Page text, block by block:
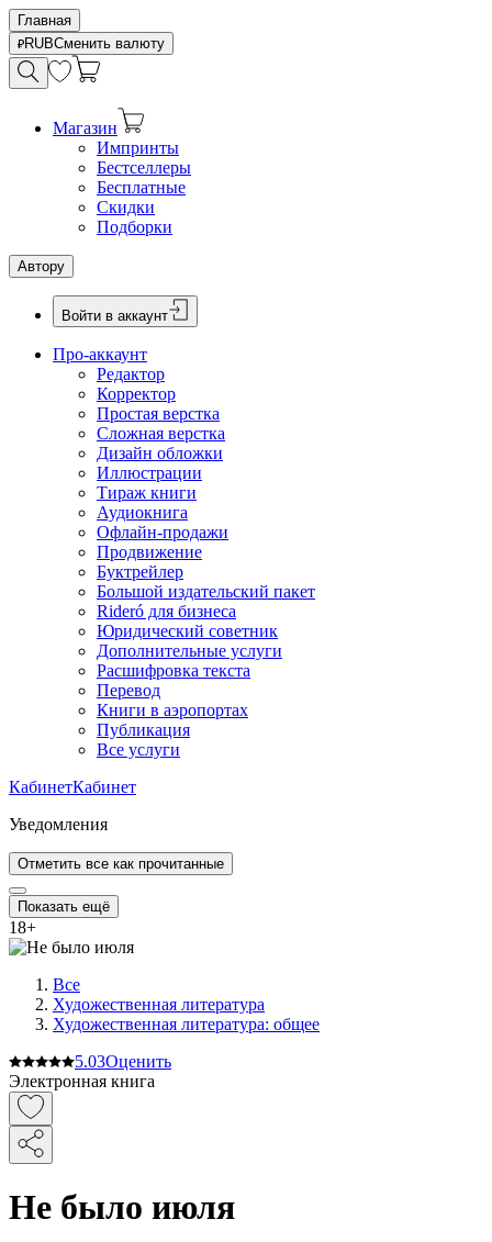
Главная
RUBСменить валюту
Магазин
Импринты
Бестселлеры
Бесплатные
Скидки
Подборки
Автору
Войти в аккаунт
Про-аккаунт
Редактор
Корректор
Простая верстка
Сложная верстка
Дизайн обложки
Иллюстрации
Тираж книги
Аудиокнига
Офлайн-продажи
Продвижение
Буктрейлер
Большой издательский пакет
Rideró для бизнеса
Юридический советник
Дополнительные услуги
Расшифровка текста
Перевод
Книги в аэропортах
Публикация
Все услуги
КабинетКабинет
Уведомления
Отметить все как прочитанные
Показать ещё
18+
Все
Художественная литература
Художественная литература: общее
5.03Оценить
Электронная книга
Не было июля